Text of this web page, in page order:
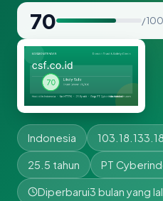
70 / 100
Indonesia
25.5 tahun PT
Diperbarui3 bulan yang